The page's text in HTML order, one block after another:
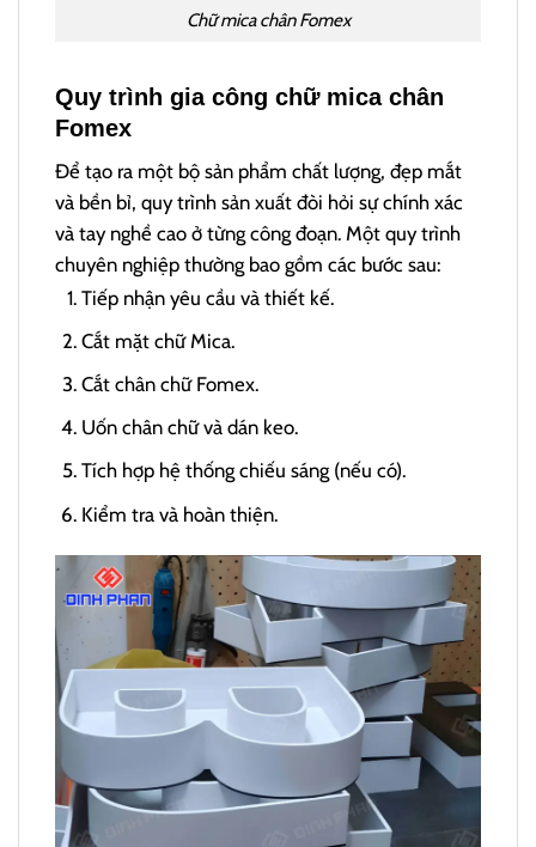
Chữ mica chân Fomex
Quy trình gia công chữ mica chân
Fomex
Để tạo ra một bộ sản phẩm chất lượng, đẹp mắt
và bền bỉ, quy trình sản xuất đòi hỏi sự chính xác
và tay nghề cao ở từng công đoạn. Một quy trình
chuyên nghiệp thường bao gồm các bước sau:
Tiếp nhận yêu cầu và thiết kế.
Cắt mặt chữ Mica.
Cắt chân chữ Fomex.
Uốn chân chữ và dán keo.
Tích hợp hệ thống chiếu sáng (nếu có).
Kiểm tra và hoàn thiện.